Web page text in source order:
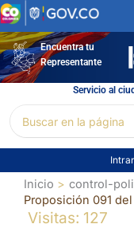
Ir
al
contenidoEncuentra tu
Representante
Servicio al
por:
Inicio
control-
Proposición 091
Visitas: 127